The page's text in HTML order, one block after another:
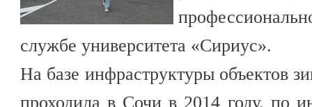
службе университета «Сириус».
На базе инфраструктуры объектов
проходила в Сочи в 2014 году, по